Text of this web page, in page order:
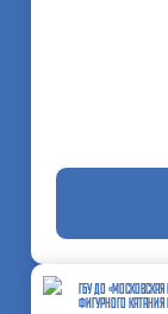
ГБУ ДО
ФИГУРНОГО КАТАНИЯ